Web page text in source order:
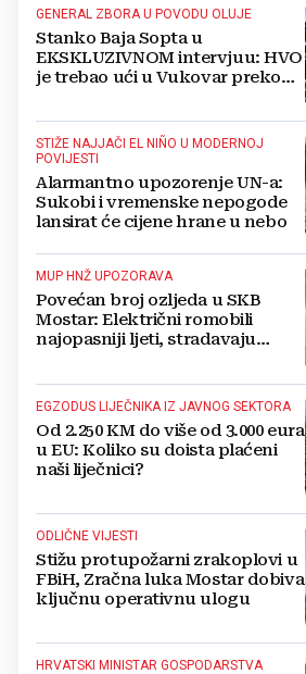
GENERAL ZBORA U POVODU OLUJE
Stanko Baja Sopta u
EKSKLUZIVNOM intervjuu: HVO
je trebao ući u Vukovar preko
Bršadina
STIŽE NAJJAČI EL NIÑO U MODERNOJ
POVIJESTI
Alarmantno upozorenje UN-a:
Sukobi i vremenske nepogode
lansirat će cijene hrane u nebo
MUP HNŽ UPOZORAVA
Povećan broj ozljeda u SKB
Mostar: Električni romobili
najopasniji ljeti, stradavaju
EGZODUS LIJEČNIKA IZ JAVNOG SEKTORA
Od 2.250 KM do više od 3.000 eura
u EU: Koliko su doista plaćeni
naši liječnici?
ODLIČNE VIJESTI
Stižu protupožarni zrakoplovi u
FBiH, Zračna luka Mostar dobiva
ključnu operativnu ulogu
HRVATSKI MINISTAR GOSPODARSTVA